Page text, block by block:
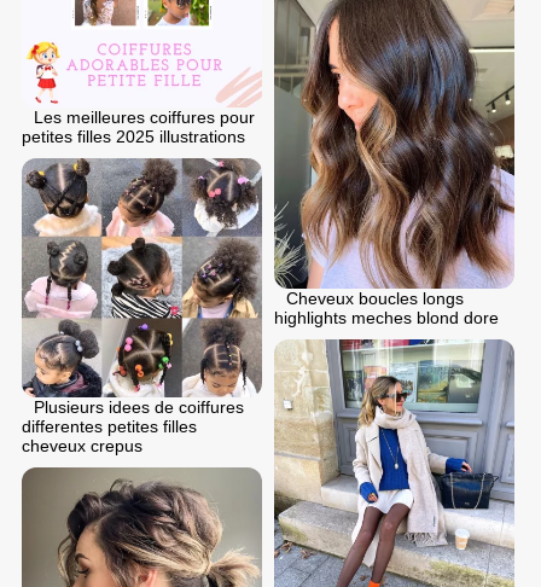
Les meilleures coiffures pour
petites filles 2025 illustrations
Cheveux boucles longs
highlights meches blond dore
Plusieurs idees de coiffures
differentes petites filles
cheveux crepus